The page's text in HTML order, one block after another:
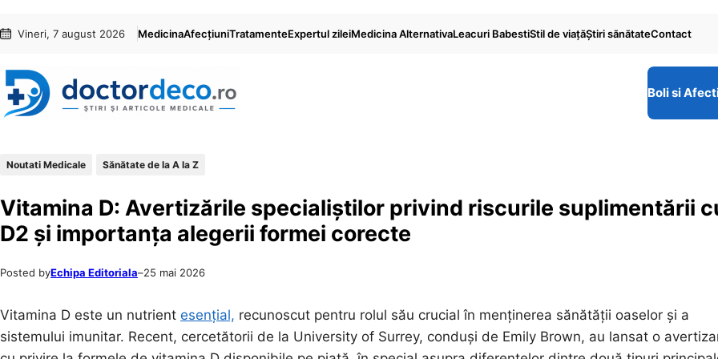
conținut
content
Vineri, 7 august 2026 MedicinaAfecțiuniTratamenteExpertul zileiMedicina AlternativaLeacuri BabestiStil de viaţăŞtiri sănătateContact
Boli si
Noutati Medicale Sănătate de la A la Z
Vitamina D: Avertizările specialiștilor privind riscurile suplimentării
D2 și importanța alegerii formei corecte
Posted byEchipa Editoriala–25 mai 2026
Vitamina D este un nutrient esențial, recunoscut pentru rolul său crucial în menținerea sănătății oaselor și a
sistemului imunitar. Recent, cercetătorii de la University of Surrey, conduși de Emily Brown, au lansat o